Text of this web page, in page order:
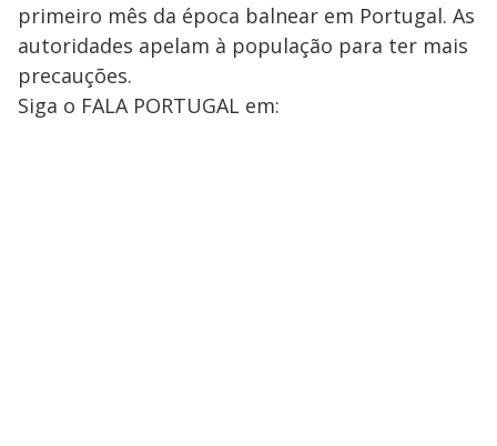
primeiro mês da época balnear em Portugal. As
autoridades apelam à população para ter mais
precauções.
Siga o FALA PORTUGAL em: